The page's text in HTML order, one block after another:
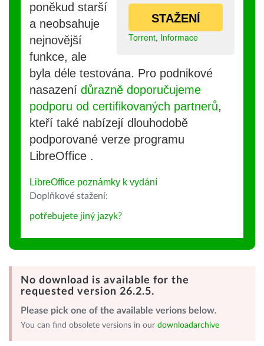
STAŽENÍ
Torrent, Informace
poněkud starší
a neobsahuje
nejnovější
funkce, ale
byla déle testována. Pro podnikové
nasazení důrazně doporučujeme
podporu od certifikovaných partnerů,
kteří také nabízejí dlouhodobě
podporované verze programu
LibreOffice .
LibreOffice poznámky k vydání
Doplňkové stažení:
potřebujete jiný jazyk?
No download is available for the
requested version 26.2.5.
Please pick one of the available verions below.
You can find obsolete versions in our downloadarchive